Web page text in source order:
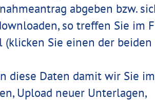
abgeben bzw.
so treffen Sie im
(klicken Sie einen der beiden
diese Daten damit wir Sie
Upload neuer Unterlagen,